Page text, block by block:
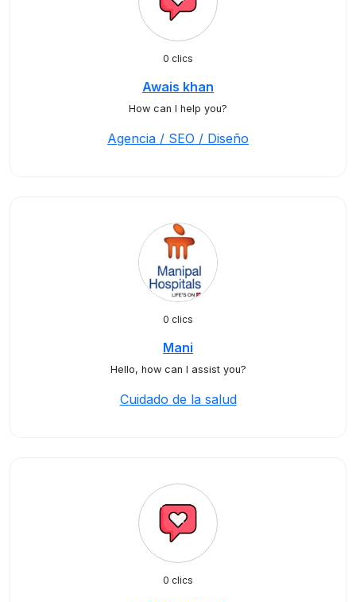
0 clics
Awais khan
How can I help you?
Agencia / SEO / Diseño
0 clics
Mani
Hello, how can I assist you?
Cuidado de la salud
0 clics